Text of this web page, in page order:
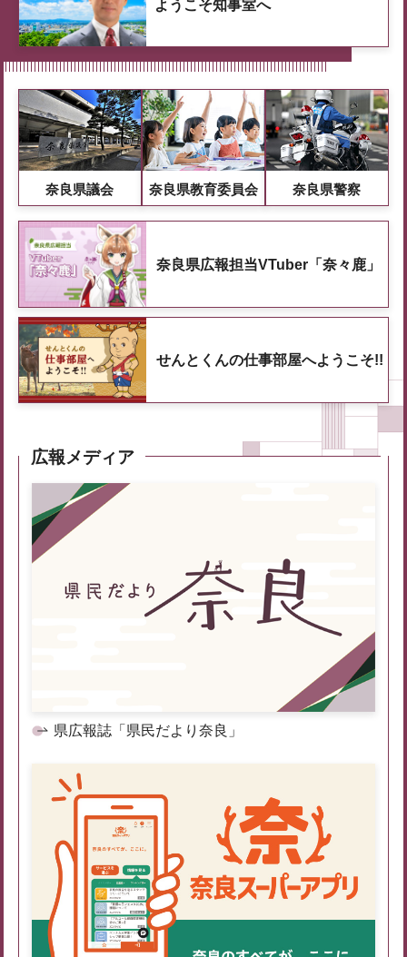
ようこそ知事室へ
奈良県議会 奈良県教育委員会 奈良県警察
奈良県広報担当VTuber「奈々鹿」
せんとくんの仕事部屋へようこそ!!
広報メディア
県広報誌「県民だより奈良」